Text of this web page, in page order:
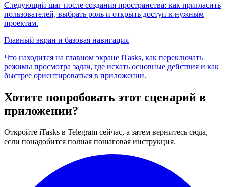
Следующий шаг после создания пространства: как пригласить
пользователей, выбрать роль и открыть доступ к нужным
проектам.
Главный экран и базовая навигация
Что находится на главном экране iTasks, как переключать
режимы просмотра задач, где искать основные действия и как
быстрее ориентироваться в приложении.
Хотите попробовать этот сценарий в
приложении?
Откройте iTasks в Telegram сейчас, а затем вернитесь сюда,
если понадобится полная пошаговая инструкция.